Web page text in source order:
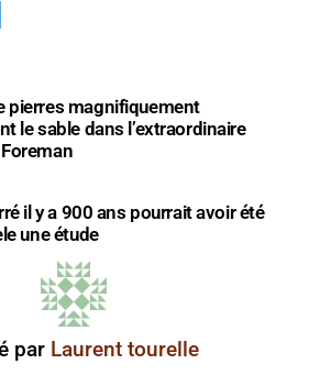
pierres magnifiquement
le sable dans l’extraordinaire
il y a 900 ans pourrait avoir été
une étude
par Laurent tourelle